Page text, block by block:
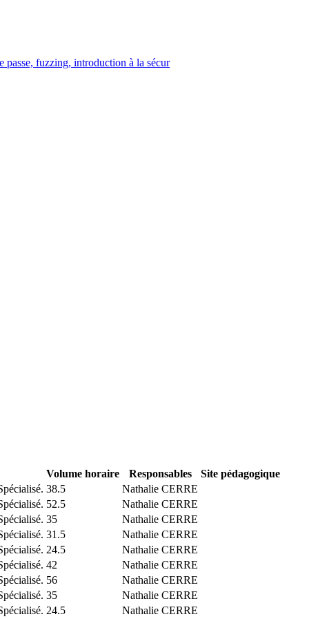
passe, fuzzing, introduction à la sécur
Volume horaire Responsables
Site pédagogique
38.5
Nathalie CERRE
52.5
Nathalie CERRE
35
Nathalie CERRE
31.5
Nathalie CERRE
24.5
Nathalie CERRE
42
Nathalie CERRE
56
Nathalie CERRE
35
Nathalie CERRE
24.5 Nathalie CERRE